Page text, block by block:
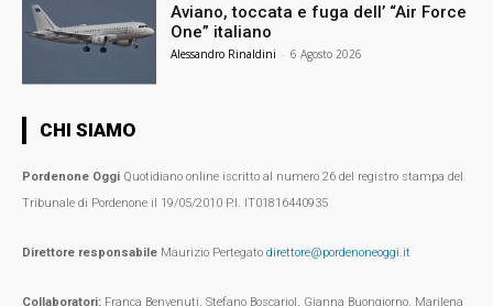
Aviano, toccata e fuga dell’ “Air Force
One” italiano
Alessandro Rinaldini - 6 Agosto 2026
CHI SIAMO
Pordenone Oggi Quotidiano online iscritto al numero 26 del registro stampa del
Tribunale di Pordenone il 19/05/2010 P.I. IT01816440935
Direttore responsabile Maurizio Pertegato direttore@pordenoneoggi.it
Collaboratori: Franca Benvenuti, Stefano Boscariol, Gianna Buongiorno, Marilena